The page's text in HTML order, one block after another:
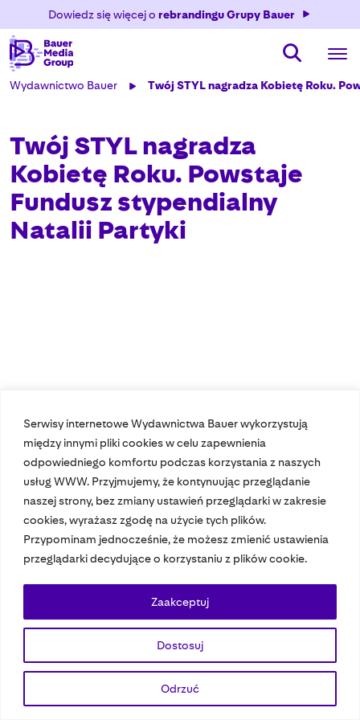
Serwisy internetowe Wydawnictwa Bauer wykorzystują
między innymi pliki cookies w celu zapewnienia
odpowiedniego komfortu podczas korzystania z naszych
usług WWW. Przyjmujemy, że kontynuując przeglądanie
naszej strony, bez zmiany ustawień przeglądarki w zakresie
cookies, wyrażasz zgodę na użycie tych plików.
Przypominam jednocześnie, że możesz zmienić ustawienia
przeglądarki decydujące o korzystaniu z plików cookie.
Dostosuj
Odrzuć
Zaakceptuj
Dowiedz się więcej o rebrandingu Grupy Bauer
Wydawnictwo Bauer Twój STYL nagradza Kobietę Roku.
Twój STYL nagradza
Kobietę Roku. Powstaje
Fundusz stypendialny
Natalii Partyki
Nasze czasopisma
Nasze strony
© 2023 Bauer Media Group, All Rights Reserved.
Polityka prywatnościDane osoboweWydawca EMFA Speak Up